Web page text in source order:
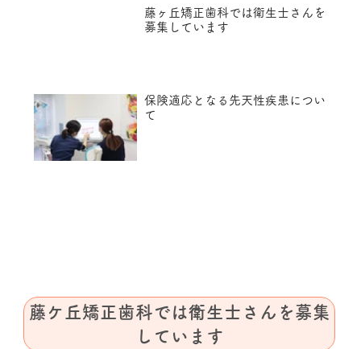
藤ヶ丘矯正歯科では衛生士さんを
募集しています
保険適応となる先天性疾患につい
て
藤ケ丘矯正歯科では衛生士さんを募集
しています